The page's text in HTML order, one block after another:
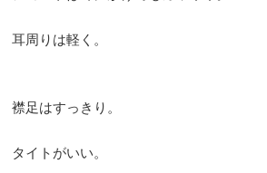
耳周りは軽く。
襟足はすっきり。
タイトがいい。